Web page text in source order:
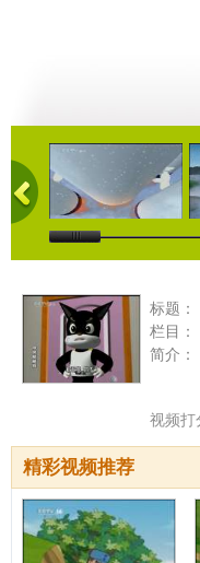
12:00
标题：
栏目：
简介：
视频打
精彩视频推荐